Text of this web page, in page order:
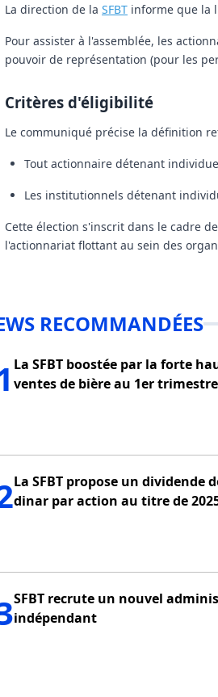
La direction de la SFBT informe que la
Pour assister à l'assemblée, les
pouvoir de représentation (pour les
Critères d'éligibilité
Le communiqué précise la définition
Tout actionnaire détenant
Les institutionnels détenant
Cette élection s'inscrit dans le cadre
l'actionnariat flottant au sein des
RECOMMANDÉES
La SFBT boostée par la forte
ventes de bière au 1er
La SFBT propose un dividende
dinar par action au titre de
SFBT recrute un nouvel
indépendant